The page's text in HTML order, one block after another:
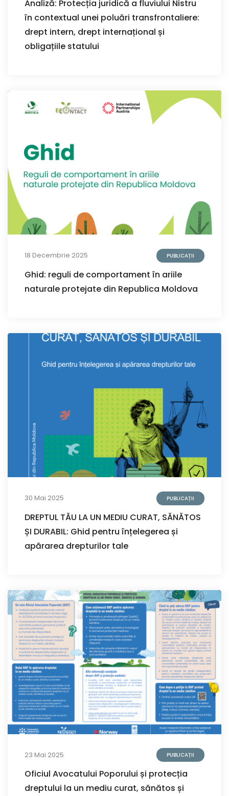
Analiză: Protecția juridică a fluviului Nistru
în contextual unei poluări transfrontaliere:
drept intern, drept internațional și
obligațiile statului
18 Decembrie 2025 PUBLICAȚII
Ghid: reguli de comportament în ariile
naturale protejate din Republica Moldova
30 Mai 2025 PUBLICAȚII
DREPTUL TĂU LA UN MEDIU CURAT, SĂNĂTOS
ȘI DURABIL: Ghid pentru înțelegerea și
apărarea drepturilor tale
23 Mai 2025 PUBLICAȚII
Oficiul Avocatului Poporului și protecția
dreptului la un mediu curat, sănătos și